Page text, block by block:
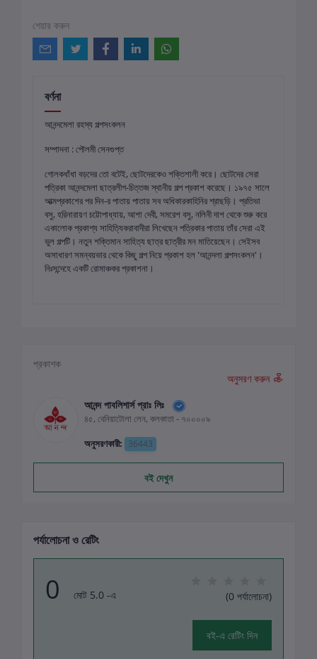
শেয়ার করুন
বর্ণনা
আনন্দমেলা রহস্য গল্পসংকলন
সম্পাদনা : পৌলমী সেনগুপ্ত
গোলকধাঁধা বড়দের তো বটেই, ছোটদেরকেও শক্তিশালী করে। ছোটদের সেরা
পত্রিকা আনন্দমেলা ছাত্রলীগ-চিত্তজ স্থানীয় গল্প প্রকাশ করেছে। ১৯৭৫ সালে
আত্মপ্রকাশের পর দিন-র পাতায় পাতায় সব অধিকারকাহিনির শ্রাছড়ি। প্রতিভা
বসু, হরিনারায়ণ চট্টোপাধ্যায়, আশা দেবী, সমরেশ বসু, নলিনী দাশ থেকে শুরু করে
একালোক প্রকাশ্য সাহিত্যিকরাবাদীরা লিখেছেন পত্রিকার পাতায় তাঁর সেরা এই
ভুল গল্পটি। নতুন শক্তিমান সাহিত্য ছাত্র ছাত্রীর মন মাতিয়েছেন। সেইসব
অসাধারণ সমন্বয়ভার থেকে কিছু গল্প নিয়ে প্রকাশ হল 'আনন্দলা গল্পসংকলন'।
নিঃসন্দেহে একটি রোমাঞ্চকর প্রকাশনা।
প্রকাশক
অনুসরণ করুন
আনন্দ পাবলিশার্স প্রাঃ লিঃ
৪৫, বেনিয়াটোলা লেন, কলকাতা - ৭০০০০৯
অনুসরণকারী: 36443
বই দেখুন
পর্যালোচনা ও রেটিং
0 মোট 5.0 -এ (0 পর্যালোচনা)
বই-এ রেটিং দিন